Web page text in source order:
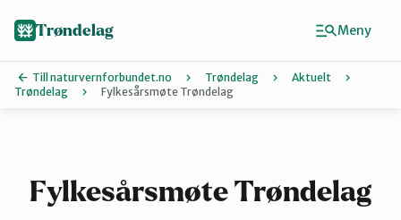
Trøndelag
Till naturvernforbundet.no Trøndelag
Aktuelt
Trøndelag
Fylkesårsmøte Trøndelag
Fylkesårsmøte Trøndelag